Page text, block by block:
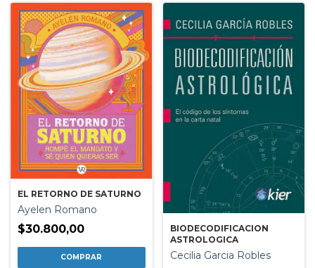
EL RETORNO DE SATURNO
Ayelen Romano
$30.800,00
BIODECODIFICACION
ASTROLOGICA
Cecilia Garcia Robles